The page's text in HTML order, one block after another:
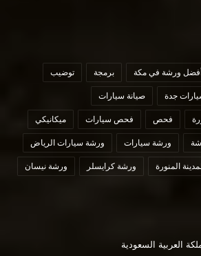
ورشة في مكة برمجة توضيب
جدة صيانة سيارات
فحص فحص سيارات ميكانيكي
ورشة سيارات ورشة سيارات الرياض
المنورة ورشة كرايسلر ورشة نيسان
العربية السعودية